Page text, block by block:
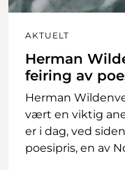
AKTUELT
Herman
feiring av
Herman
vært en viktig
er i dag, ved
poesipris, en av